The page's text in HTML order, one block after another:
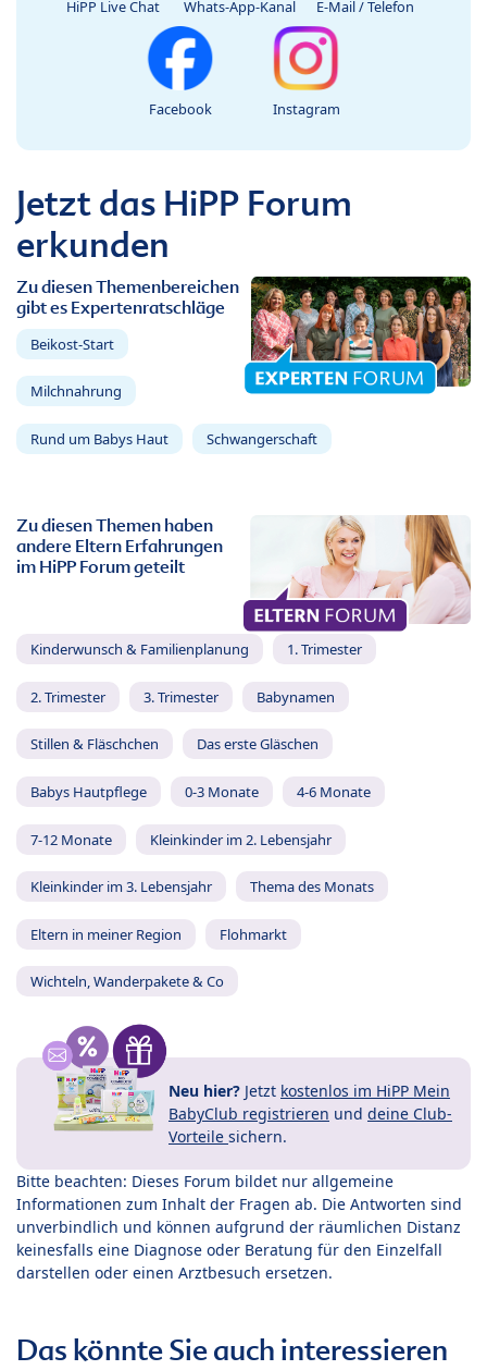
HiPP Live Chat Whats-App-Kanal E-Mail / Telefon
Facebook Instagram
Jetzt das HiPP Forum
erkunden
Zu diesen Themenbereichen
gibt es Expertenratschläge
Beikost-Start
Milchnahrung
Rund um Babys Haut Schwangerschaft
Zu diesen Themen haben
andere Eltern Erfahrungen
im HiPP Forum geteilt
Kinderwunsch & Familienplanung 1. Trimester
2. Trimester 3. Trimester Babynamen
Stillen & Fläschchen Das erste Gläschen
Babys Hautpflege 0-3 Monate 4-6 Monate
7-12 Monate Kleinkinder im 2. Lebensjahr
Kleinkinder im 3. Lebensjahr Thema des Monats
Eltern in meiner Region Flohmarkt
Wichteln, Wanderpakete & Co
Neu hier? Jetzt kostenlos im HiPP Mein
BabyClub registrieren und deine Club-
Vorteile sichern.
Bitte beachten: Dieses Forum bildet nur allgemeine
Informationen zum Inhalt der Fragen ab. Die Antworten sind
unverbindlich und können aufgrund der räumlichen Distanz
keinesfalls eine Diagnose oder Beratung für den Einzelfall
darstellen oder einen Arztbesuch ersetzen.
Das könnte Sie auch interessieren